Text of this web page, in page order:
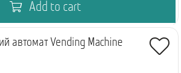
Add to cart
автомат Vending Machine